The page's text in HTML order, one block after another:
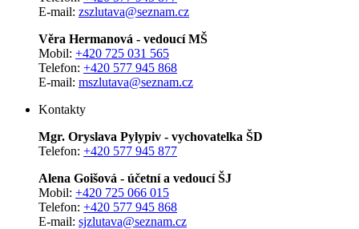
E-mail: zszlutava@seznam.cz
Věra Hermanová - vedoucí MŠ
Mobil: +420 725 031 565
Telefon: +420 577 945 868
E-mail: mszlutava@seznam.cz
Kontakty
Mgr. Oryslava Pylypiv - vychovatelka ŠD
Telefon: +420 577 945 877
Alena Goišová - účetní a vedoucí ŠJ
Mobil: +420 725 066 015
Telefon: +420 577 945 868
E-mail: sjzlutava@seznam.cz